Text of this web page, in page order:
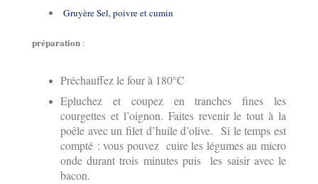
Gruyère Sel, poivre et cumin
préparation :
Préchauffez le four à 180°C
Epluchez et coupez en tranches fines les
courgettes et l’oignon. Faites revenir le tout à la
poêle avec un filet d’huile d’olive. Si le temps est
compté : vous pouvez cuire les légumes au micro
onde durant trois minutes puis les saisir avec le
bacon.